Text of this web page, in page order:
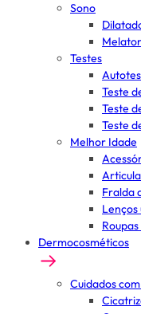
Sono
Testes
Teste
Teste
Teste
Melhor Idade
Fralda
Lenços
Dermocosméticos
Cuidados